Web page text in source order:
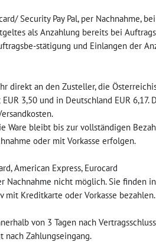
Security Pay Pal, per Nachnahme,
als Anzahlung bereits bei
stätigung und Einlangen der
direkt an den Zusteller, die
3,50 und in Deutschland EUR 6,17.
bleibt bis zur vollständigen
oder mit Vorkasse erfolgen.
American Express, Eurocard
nicht möglich. Sie finden
Kreditkarte oder Vorkasse bezahlen.
von 3 Tagen nach
nach Zahlungseingang.